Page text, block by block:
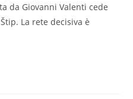
da Giovanni Valenti cede
La rete decisiva è